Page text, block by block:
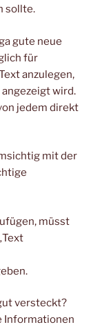
sollte.
gute neue
für
anzulegen,
wird.
jedem direkt
mit der
müsst
versteckt?
Informationen